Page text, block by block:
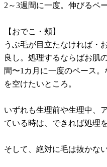
2～3週間に一度。伸びるペ
【おでこ・頰】
うぶ毛が目立たなければ・
良し。処理するならばお肌
間〜1カ月に一度のペース
を空けたいところ。
いずれも生理前や生理中、
ている時は、できれば処理
そして、絶対に毛は抜かな